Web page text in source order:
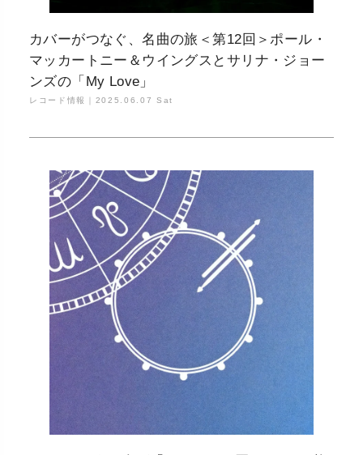
カバーがつなぐ、名曲の旅＜第12回＞ポール・
マッカートニー＆ウイングスとサリナ・ジョー
ンズの「My Love」
レコード情報｜ 2025.06.07 Sat